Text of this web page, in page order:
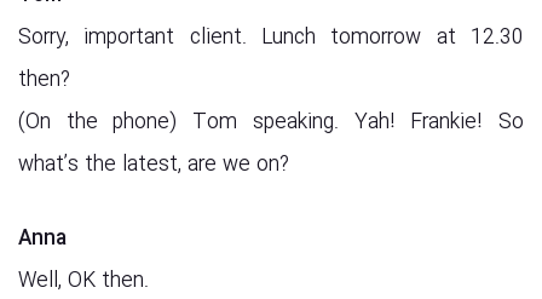
Sorry, important client. Lunch tomorrow at 12.30
then?
(On the phone) Tom speaking. Yah! Frankie! So
what’s the latest, are we on?
Anna
Well, OK then.